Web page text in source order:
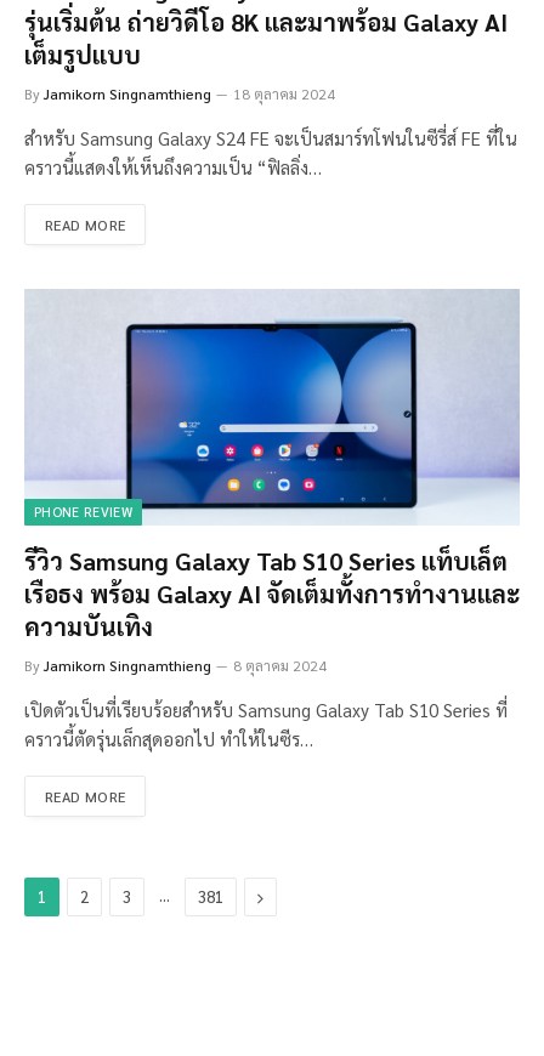
รุ่นเริ่มต้น ถ่ายวิดีโอ 8K และมาพร้อม Galaxy AI
เต็มรูปแบบ
ByJamikorn Singnamthieng 18 ตุลาคม 2024
สำหรับ Samsung Galaxy S24 FE จะเป็นสมาร์ทโฟนในซีรี่ส์ FE ที่ใน
คราวนี้แสดงให้เห็นถึงความเป็น “ฟิลลิ่ง…
READ MORE
PHONE REVIEW
รีวิว Samsung Galaxy Tab S10 Series แท็บเล็ต
เรือธง พร้อม Galaxy AI จัดเต็มทั้งการทำงานและ
ความบันเทิง
ByJamikorn Singnamthieng 8 ตุลาคม 2024
เปิดตัวเป็นที่เรียบร้อยสำหรับ Samsung Galaxy Tab S10 Series ที่
คราวนี้ตัดรุ่นเล็กสุดออกไป ทำให้ในซีร…
READ MORE
1 2 3 … 381 Next